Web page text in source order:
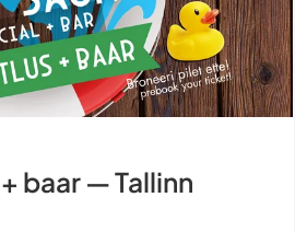
baar — Tallinn